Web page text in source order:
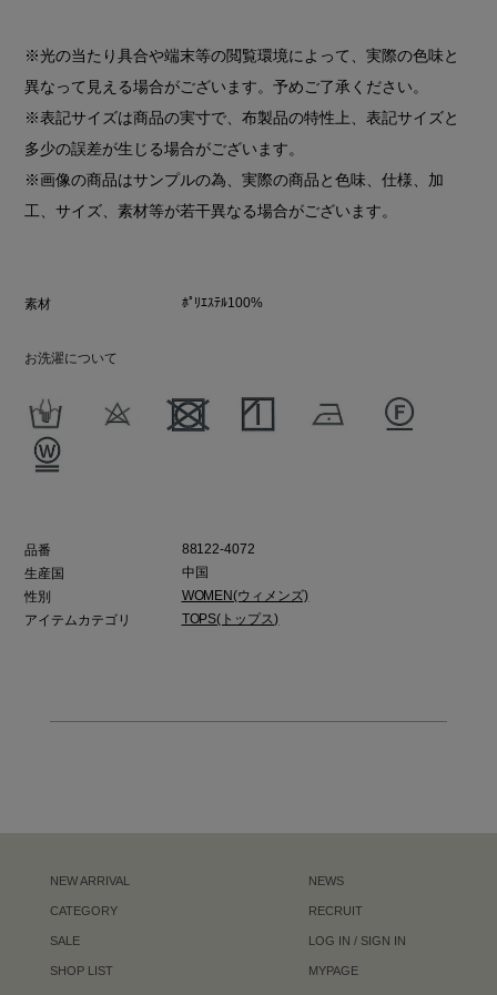
※光の当たり具合や端末等の閲覧環境によって、実際の色味と
異なって見える場合がございます。予めご了承ください。
※表記サイズは商品の実寸で、布製品の特性上、表記サイズと
多少の誤差が生じる場合がございます。
※画像の商品はサンプルの為、実際の商品と色味、仕様、加
工、サイズ、素材等が若干異なる場合がございます。
素材 ﾎﾟﾘｴｽﾃﾙ100%
お洗濯について
品番
88122-4072
生産国
中国
性別
WOMEN(ウィメンズ)
アイテムカテゴリ
TOPS(トップス)
NEW ARRIVAL
CATEGORY
SALE
SHOP LIST
NEWS
RECRUIT
LOG IN / SIGN IN
MYPAGE